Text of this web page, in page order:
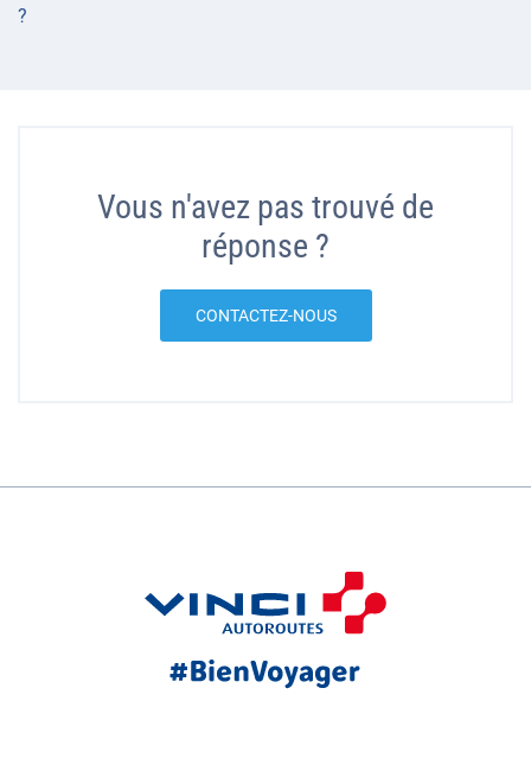
?
Vous n'avez pas trouvé de
réponse ?
CONTACTEZ-NOUS